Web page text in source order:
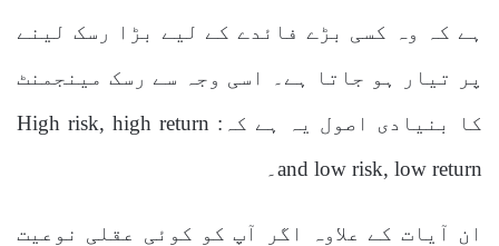
ہے کہ وہ کسی بڑے فائدے کے لیے بڑا رسک لینے
پر تیار ہو جاتا ہے۔ اسی وجہ سے رسک مینجمنٹ
کا بنیادی اصول یہ ہے کہ: High risk, high return
and low risk, low return۔
ان آیات کے علاوہ اگر آپ کو کوئی عقلی نوعیت